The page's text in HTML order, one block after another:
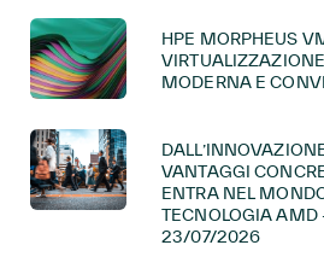
HPE MORPHEUS
MODERNA E
VANTAGGI
ENTRA NEL
TECNOLOGIA AMD
23/07/2026